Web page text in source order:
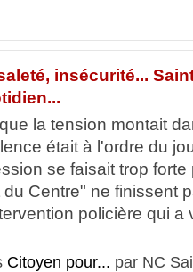
insécurité...
la tension montait
était à l'ordre du
se faisait trop
Centre" ne finissent
policière qui a
Citoyen pour... par NC